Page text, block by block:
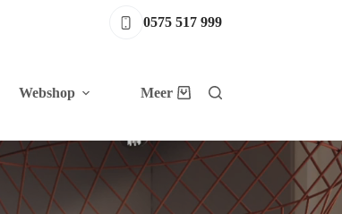
0575 517 999
Webshop Meer Winkelwagen